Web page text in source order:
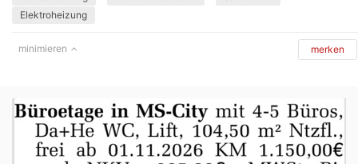
Elektroheizung
minimieren merken